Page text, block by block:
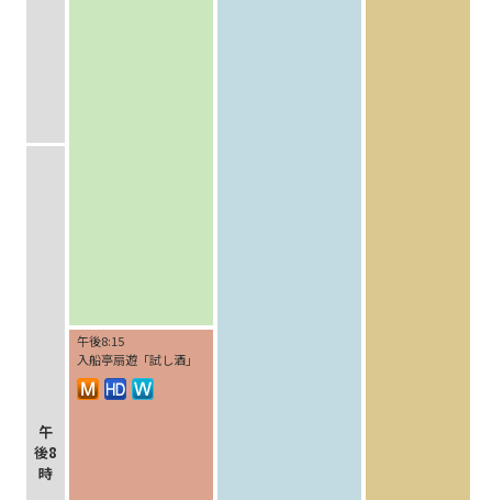
午
後8
時
午後8:15
入船亭扇遊「試し酒」